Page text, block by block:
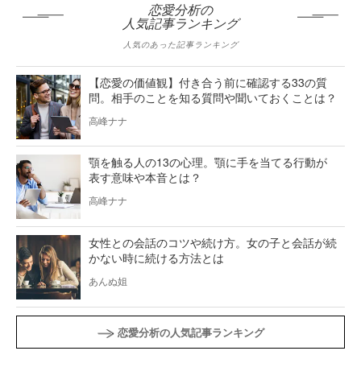
恋愛分析の
人気記事ランキング
人気のあった記事ランキング
【恋愛の価値観】付き合う前に確認する33の質
問。相手のことを知る質問や聞いておくことは？
高峰ナナ
顎を触る人の13の心理。顎に手を当てる行動が
表す意味や本音とは？
高峰ナナ
女性との会話のコツや続け方。女の子と会話が続
かない時に続ける方法とは
あんぬ姐
恋愛分析の人気記事ランキング